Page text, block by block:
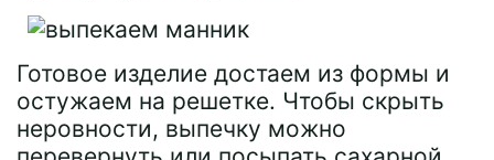
Готовое изделие достаем из формы и
остужаем на решетке. Чтобы скрыть
неровности, выпечку можно